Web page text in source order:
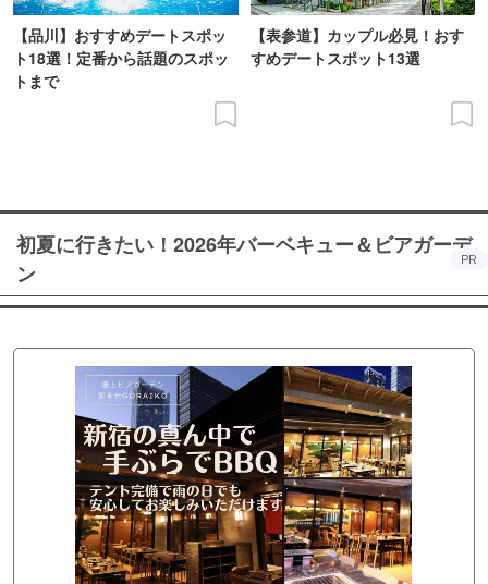
【品川】おすすめデートスポッ
ト18選！定番から話題のスポッ
トまで
【表参道】カップル必見！おす
すめデートスポット13選
初夏に行きたい！2026年バーベキュー＆ビアガーデ
ン
PR